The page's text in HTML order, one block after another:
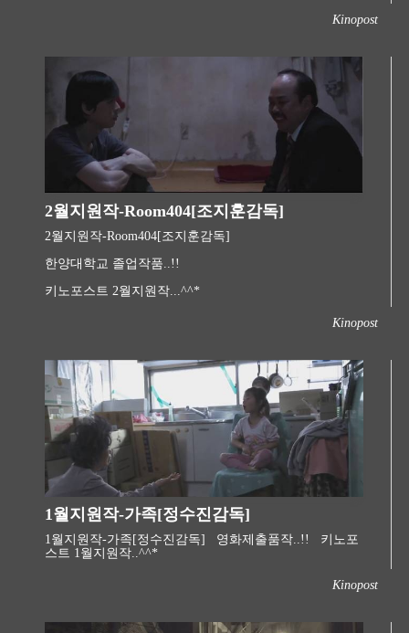
Kinopost
2월지원작-Room404[조지훈감독]
2월지원작-Room404[조지훈감독]
한양대학교 졸업작품..!!
키노포스트 2월지원작...^^*
Kinopost
1월지원작-가족[정수진감독]
1월지원작-가족[정수진감독] 영화제출품작..!! 키노포
스트 1월지원작..^^* ​
Kinopost